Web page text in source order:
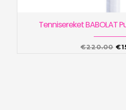
Tennisereket BABOLAT
€220.00 €